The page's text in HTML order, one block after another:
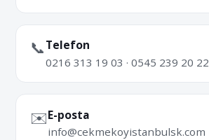
📞Telefon
0216 313 19 03 · 0545 239 20 22
✉️E-posta
info@cekmekoyistanbulsk.com